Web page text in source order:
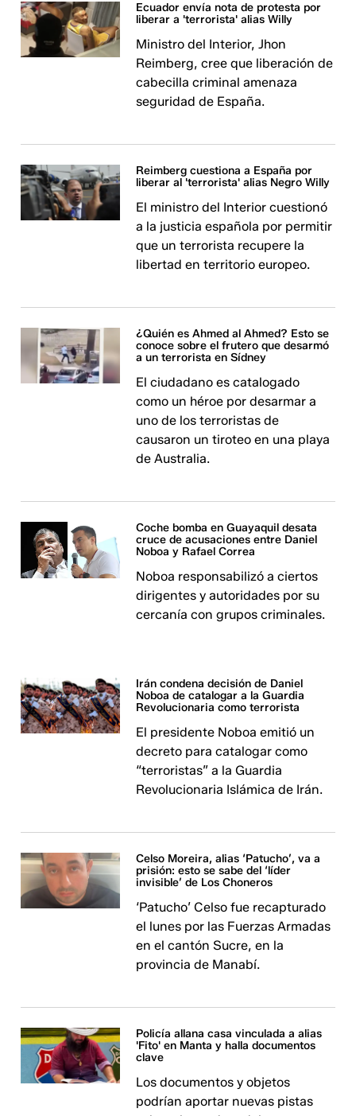
Ecuador envía nota de protesta por
liberar a 'terrorista' alias Willy
Ministro del Interior, Jhon
Reimberg, cree que liberación de
cabecilla criminal amenaza
seguridad de España.
Reimberg cuestiona a España por
liberar al 'terrorista' alias Negro Willy
El ministro del Interior cuestionó
a la justicia española por permitir
que un terrorista recupere la
libertad en territorio europeo.
¿Quién es Ahmed al Ahmed? Esto se
conoce sobre el frutero que desarmó
a un terrorista en Sídney
El ciudadano es catalogado
como un héroe por desarmar a
uno de los terroristas de
causaron un tiroteo en una playa
de Australia.
Coche bomba en Guayaquil desata
cruce de acusaciones entre Daniel
Noboa y Rafael Correa
Noboa responsabilizó a ciertos
dirigentes y autoridades por su
cercanía con grupos criminales.
Irán condena decisión de Daniel
Noboa de catalogar a la Guardia
Revolucionaria como terrorista
El presidente Noboa emitió un
decreto para catalogar como
“terroristas” a la Guardia
Revolucionaria Islámica de Irán.
Celso Moreira, alias ‘Patucho’, va a
prisión: esto se sabe del ‘líder
invisible’ de Los Choneros
‘Patucho’ Celso fue recapturado
el lunes por las Fuerzas Armadas
en el cantón Sucre, en la
provincia de Manabí.
Policía allana casa vinculada a alias
'Fito' en Manta y halla documentos
clave
Los documentos y objetos
podrían aportar nuevas pistas